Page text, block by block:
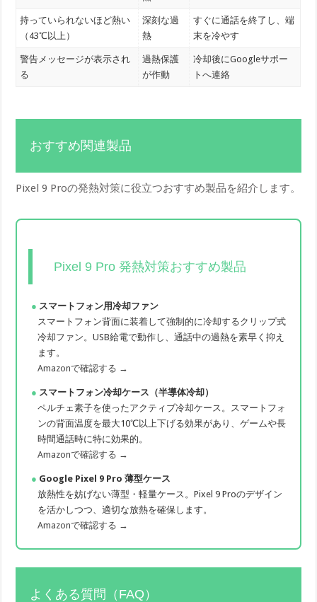
持っていられないほど熱い
（43℃以上）
深刻な過
熱
すぐに通話を終了し、端
末を冷やす
警告メッセージが表示され
る
過熱保護
が作動
冷却後にGoogleサポー
トへ連絡
おすすめ関連製品
Pixel 9 Proの発熱対策に役立つおすすめ製品を紹介します。
Pixel 9 Pro 発熱対策おすすめ製品
スマートフォン用冷却ファン
スマートフォン背面に装着して強制的に冷却するクリップ式
冷却ファン。USB給電で動作し、通話中の過熱を素早く抑え
ます。
Amazonで確認する →
スマートフォン冷却ケース（半導体冷却）
ペルチェ素子を使ったアクティブ冷却ケース。スマートフォ
ンの背面温度を最大10℃以上下げる効果があり、ゲームや長
時間通話時に特に効果的。
Amazonで確認する →
Google Pixel 9 Pro 薄型ケース
放熱性を妨げない薄型・軽量ケース。Pixel 9 Proのデザイン
を活かしつつ、適切な放熱を確保します。
Amazonで確認する →
よくある質問（FAQ）